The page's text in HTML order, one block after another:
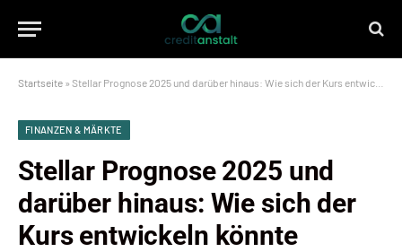
Startseite » Stellar Prognose 2025 und darüber hinaus: Wie sich der Kurs entwickeln könnte
FINANZEN & MÄRKTE
Stellar Prognose 2025 und
darüber hinaus: Wie sich der
Kurs entwickeln könnte